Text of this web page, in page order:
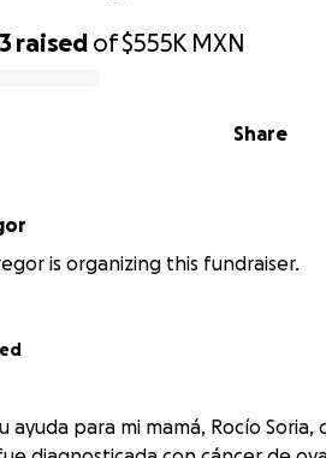
raised of$555K MXN
Share
is organizing this fundraiser.
para mi mamá, Rocío Soria,